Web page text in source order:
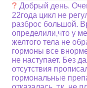
?Добрый день.
22года цикл не
разброс большой.
определили,что у
желтого тела не
гормоны все
не наступает. Без
отсутствия
гормональные